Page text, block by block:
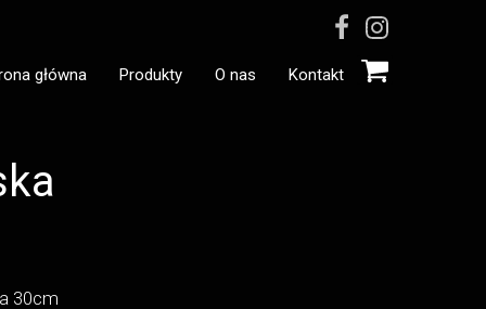
główna Produkty O nas Kontakt
30cm